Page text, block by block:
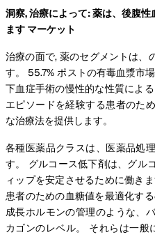
洞察, 治療によって: 薬は、後腹
ます マーケット
治療の面で, 薬のセグメントは、
す。 55.7% ポストの有毒血漿市
下血症手術の慢性的な性質によ
エピソードを経験する患者のた
な治療法を提供します。
各種医薬品クラスは、医薬品処
す。 グルコース低下剤は、グル
ィップを安定させるために働き
患者のための血糖値を最適化す
成長ホルモンの管理のような、
カゴンのレベル。 それらは一